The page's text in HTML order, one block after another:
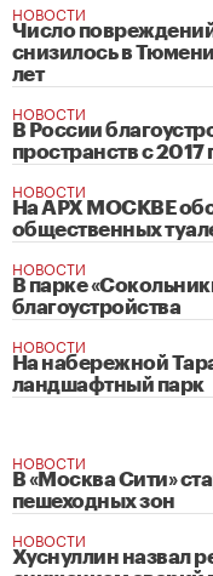
НОВОСТИ
Число
снизилось в Тюмени
лет
НОВОСТИ
В России
пространств с 2017
НОВОСТИ
На АРХ МОСКВЕ
общественных
НОВОСТИ
В парке
благоустройства
НОВОСТИ
На набережной
ландшафтный парк
НОВОСТИ
В «Москва Сити»
пешеходных зон
НОВОСТИ
Хуснуллин назвал